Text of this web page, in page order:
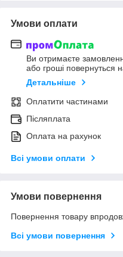
Умови оплати
Ви отримаєте
або гроші повернуться
Детальніше
Оплатити частинами
Післяплата
Оплата на рахунок
Всі умови оплати
Умови повернення
Повернення товару
Всі умови повернення